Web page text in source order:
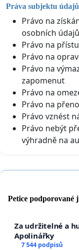
Práva subjektu údajů
Právo na
osobních údajů
Právo na
Právo na
Právo na
zapomenut
Právo na
Právo na
Právo vznést
Právo nebýt
výhradně na
Petice podporované
Za udržitelné a
Apolinářky
7 544 podpisů